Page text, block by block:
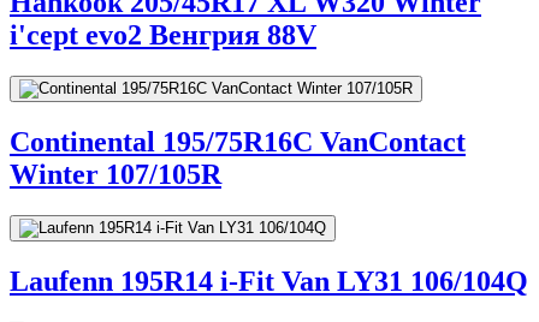
i'cept evo2 Венгрия 88V
Continental 195/75R16C VanContact
Winter 107/105R
Laufenn 195R14 i-Fit Van LY31 106/104Q